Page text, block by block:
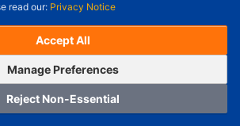
read our: Privacy Notice
Accept All
Manage Preferences
Reject Non-Essential
Sub-Total (USD) :
(with VAT (USD)) :---
Add to Cart